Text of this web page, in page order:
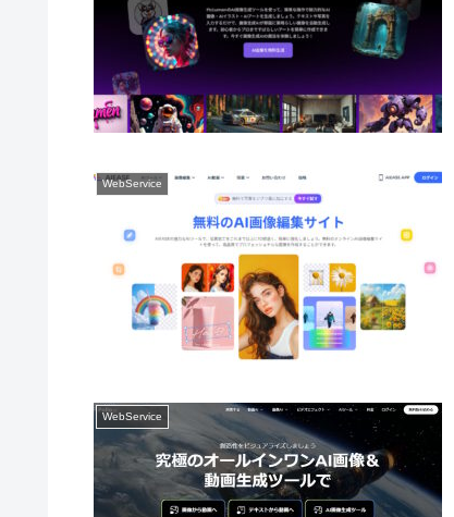
WebService
WebService